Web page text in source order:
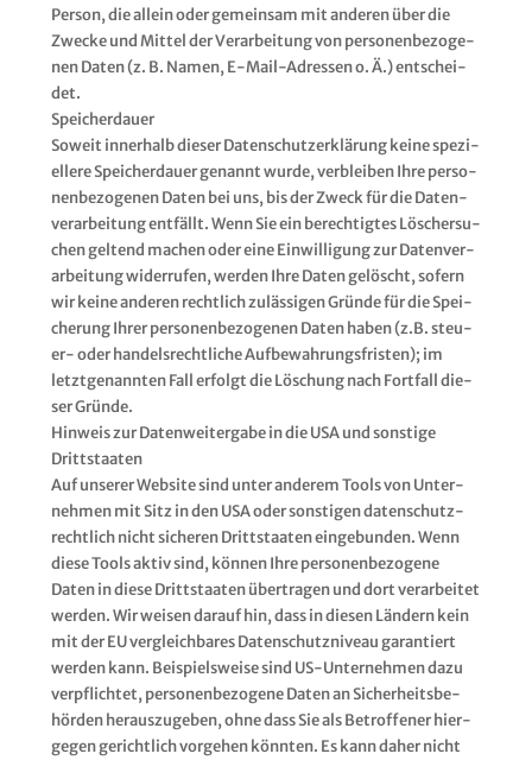
Per­son, die allein oder gemein­sam mit ande­ren über die
Zwe­cke und Mit­tel der Ver­ar­bei­tung von per­so­nen­be­zo­ge­
nen Daten (z. B. Namen, E‑Mail-Adres­sen o. Ä.) ent­schei­
det.
Spei­cher­dau­er
Soweit inner­halb die­ser Daten­schutz­er­klä­rung kei­ne spe­zi­
el­le­re Spei­cher­dau­er genannt wur­de, ver­blei­ben Ihre per­so­
nen­be­zo­ge­nen Daten bei uns, bis der Zweck für die Daten­
ver­ar­bei­tung ent­fällt. Wenn Sie ein berech­tig­tes Löscher­su­
chen gel­tend machen oder eine Ein­wil­li­gung zur Daten­ver­
ar­bei­tung wider­ru­fen, wer­den Ihre Daten gelöscht, sofern
wir kei­ne ande­ren recht­lich zuläs­si­gen Grün­de für die Spei­
che­rung Ihrer per­so­nen­be­zo­ge­nen Daten haben (z.B. steu­
er- oder han­dels­recht­li­che Auf­be­wah­rungs­fris­ten); im
letzt­ge­nann­ten Fall erfolgt die Löschung nach Fort­fall die­
ser Grün­de.
Hin­weis zur Daten­wei­ter­ga­be in die USA und sons­ti­ge
Dritt­staa­ten
Auf unse­rer Web­site sind unter ande­rem Tools von Unter­
neh­men mit Sitz in den USA oder sons­ti­gen daten­schutz­
recht­lich nicht siche­ren Dritt­staa­ten ein­ge­bun­den. Wenn
die­se Tools aktiv sind, kön­nen Ihre per­so­nen­be­zo­ge­ne
Daten in die­se Dritt­staa­ten über­tra­gen und dort ver­ar­bei­tet
wer­den. Wir wei­sen dar­auf hin, dass in die­sen Län­dern kein
mit der EU ver­gleich­ba­res Daten­schutz­ni­veau garan­tiert
wer­den kann. Bei­spiels­wei­se sind US-Unter­neh­men dazu
ver­pflich­tet, per­so­nen­be­zo­ge­ne Daten an Sicher­heits­be­
hör­den her­aus­zu­ge­ben, ohne dass Sie als Betrof­fe­ner hier­
ge­gen gericht­lich vor­ge­hen könn­ten. Es kann daher nicht